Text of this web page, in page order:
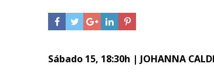
Sábado 15, 18:30h | JOHANNA